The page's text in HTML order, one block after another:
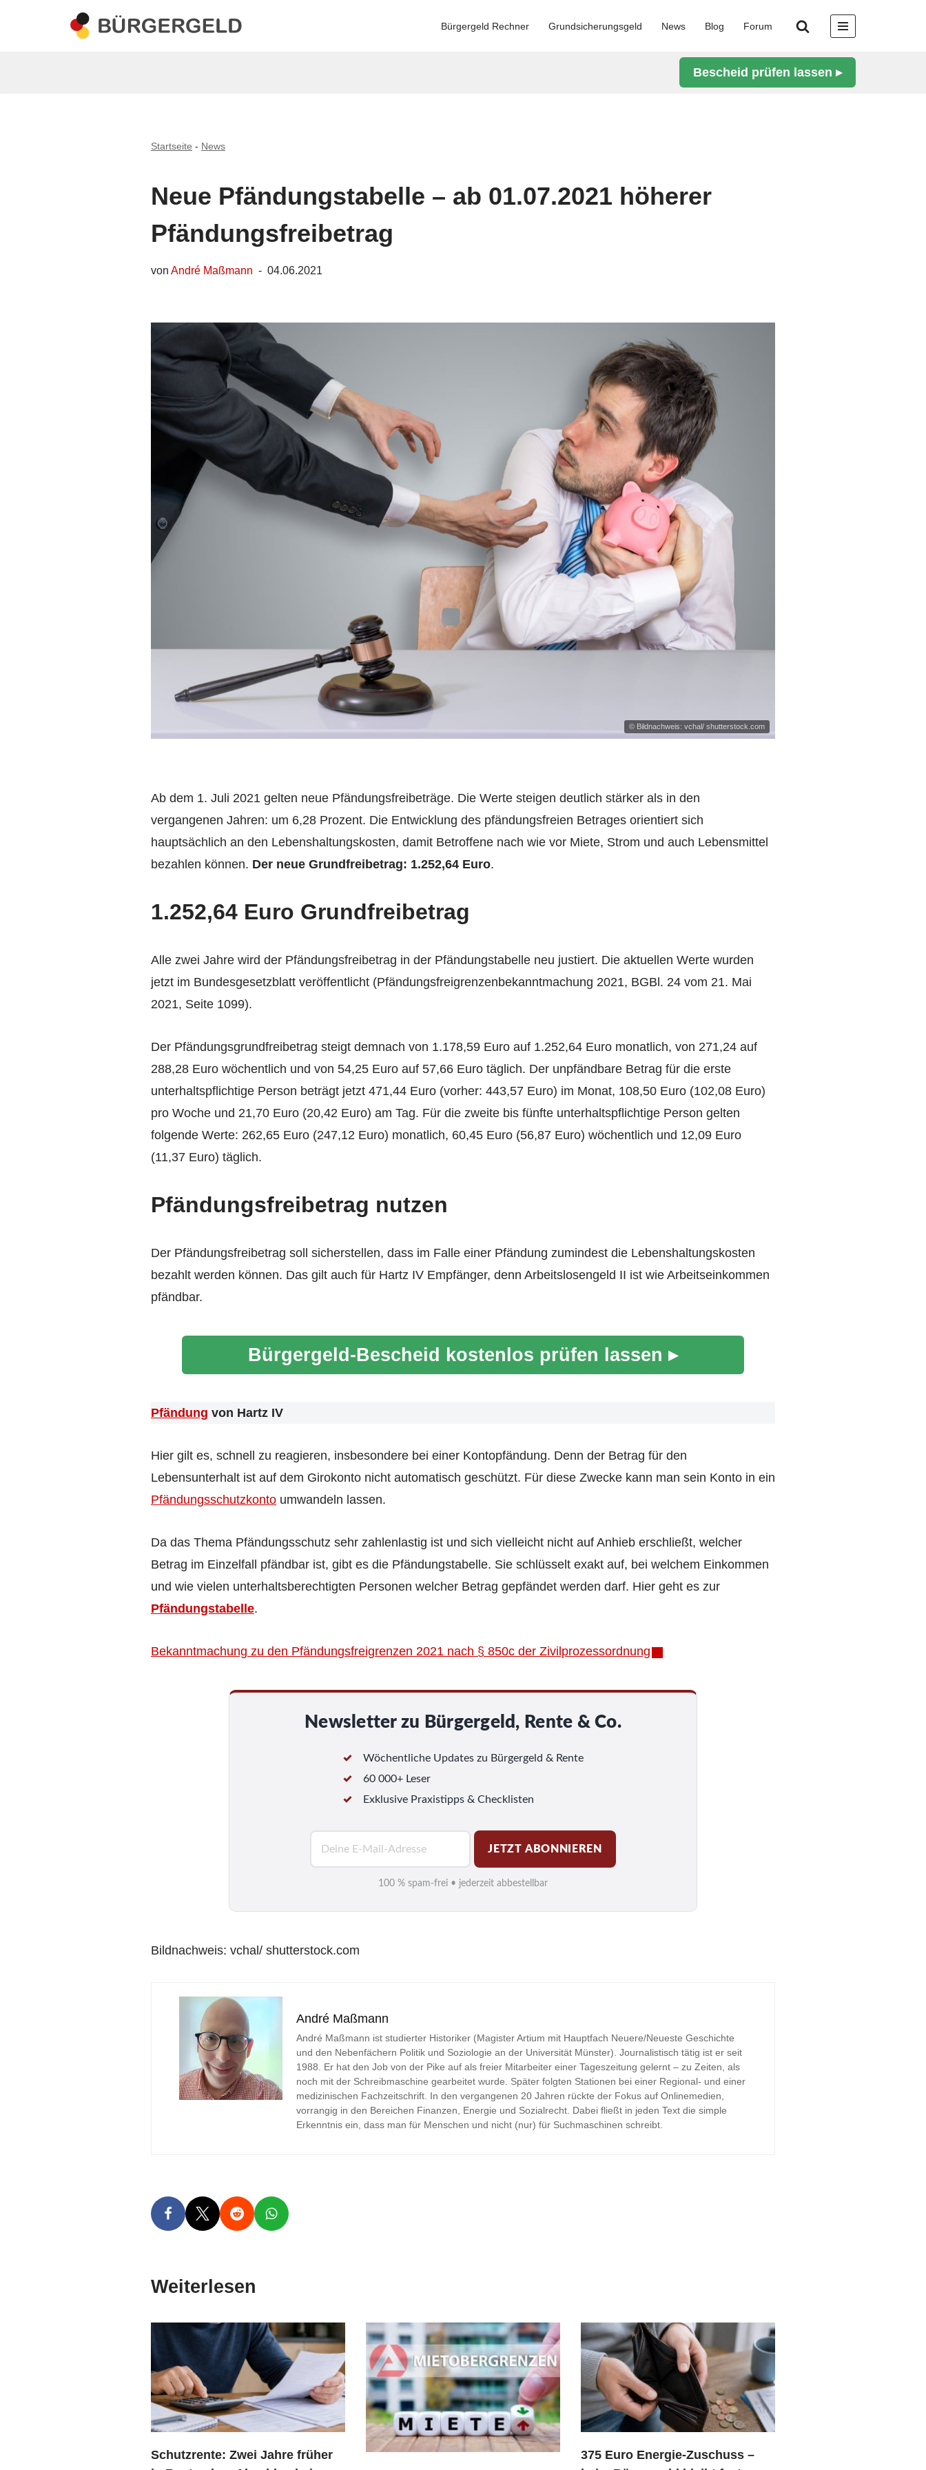
Bürgergeld Rechner Grundsicherungsgeld News Blog Forum
Bescheid prüfen lassen ▸
Startseite - News
Neue Pfändungstabelle – ab 01.07.2021 höherer
Pfändungsfreibetrag
von André Maßmann 04.06.2021
© Bildnachweis: vchal/ shutterstock.com
Ab dem 1. Juli 2021 gelten neue Pfändungsfreibeträge. Die Werte steigen deutlich stärker als in den
vergangenen Jahren: um 6,28 Prozent. Die Entwicklung des pfändungsfreien Betrages orientiert sich
hauptsächlich an den Lebenshaltungskosten, damit Betroffene nach wie vor Miete, Strom und auch Lebensmittel
bezahlen können. Der neue Grundfreibetrag: 1.252,64 Euro.
1.252,64 Euro Grundfreibetrag
Alle zwei Jahre wird der Pfändungsfreibetrag in der Pfändungstabelle neu justiert. Die aktuellen Werte wurden
jetzt im Bundesgesetzblatt veröffentlicht (Pfändungsfreigrenzenbekanntmachung 2021, BGBl. 24 vom 21. Mai
2021, Seite 1099).
Der Pfändungsgrundfreibetrag steigt demnach von 1.178,59 Euro auf 1.252,64 Euro monatlich, von 271,24 auf
288,28 Euro wöchentlich und von 54,25 Euro auf 57,66 Euro täglich. Der unpfändbare Betrag für die erste
unterhaltspflichtige Person beträgt jetzt 471,44 Euro (vorher: 443,57 Euro) im Monat, 108,50 Euro (102,08 Euro)
pro Woche und 21,70 Euro (20,42 Euro) am Tag. Für die zweite bis fünfte unterhaltspflichtige Person gelten
folgende Werte: 262,65 Euro (247,12 Euro) monatlich, 60,45 Euro (56,87 Euro) wöchentlich und 12,09 Euro
(11,37 Euro) täglich.
Pfändungsfreibetrag nutzen
Der Pfändungsfreibetrag soll sicherstellen, dass im Falle einer Pfändung zumindest die Lebenshaltungskosten
bezahlt werden können. Das gilt auch für Hartz IV Empfänger, denn Arbeitslosengeld II ist wie Arbeitseinkommen
pfändbar.
Bürgergeld-Bescheid kostenlos prüfen lassen ▸
Pfändung von Hartz IV
Hier gilt es, schnell zu reagieren, insbesondere bei einer Kontopfändung. Denn der Betrag für den
Lebensunterhalt ist auf dem Girokonto nicht automatisch geschützt. Für diese Zwecke kann man sein Konto in ein
Pfändungsschutzkonto umwandeln lassen.
Da das Thema Pfändungsschutz sehr zahlenlastig ist und sich vielleicht nicht auf Anhieb erschließt, welcher
Betrag im Einzelfall pfändbar ist, gibt es die Pfändungstabelle. Sie schlüsselt exakt auf, bei welchem Einkommen
und wie vielen unterhaltsberechtigten Personen welcher Betrag gepfändet werden darf. Hier geht es zur
Pfändungstabelle.
Bekanntmachung zu den Pfändungsfreigrenzen 2021 nach § 850c der Zivilprozessordnung
Newsletter zu Bürgergeld, Rente & Co.
Wöchentliche Updates zu Bürgergeld & Rente
60 000+ Leser
Exklusive Praxistipps & Checklisten
i
*
JETZT ABONNIEREN
100 % spam-frei • jederzeit abbestellbar
Bildnachweis: vchal/ shutterstock.com
André Maßmann
André Maßmann ist studierter Historiker (Magister Artium mit Hauptfach Neuere/Neueste Geschichte
und den Nebenfächern Politik und Soziologie an der Universität Münster). Journalistisch tätig ist er seit
1988. Er hat den Job von der Pike auf als freier Mitarbeiter einer Tageszeitung gelernt – zu Zeiten, als
noch mit der Schreibmaschine gearbeitet wurde. Später folgten Stationen bei einer Regional- und einer
medizinischen Fachzeitschrift. In den vergangenen 20 Jahren rückte der Fokus auf Onlinemedien,
vorrangig in den Bereichen Finanzen, Energie und Sozialrecht. Dabei fließt in jeden Text die simple
Erkenntnis ein, dass man für Menschen und nicht (nur) für Suchmaschinen schreibt.
Weiterlesen
Schutzrente: Zwei Jahre früher
375 Euro Energie-Zuschuss –